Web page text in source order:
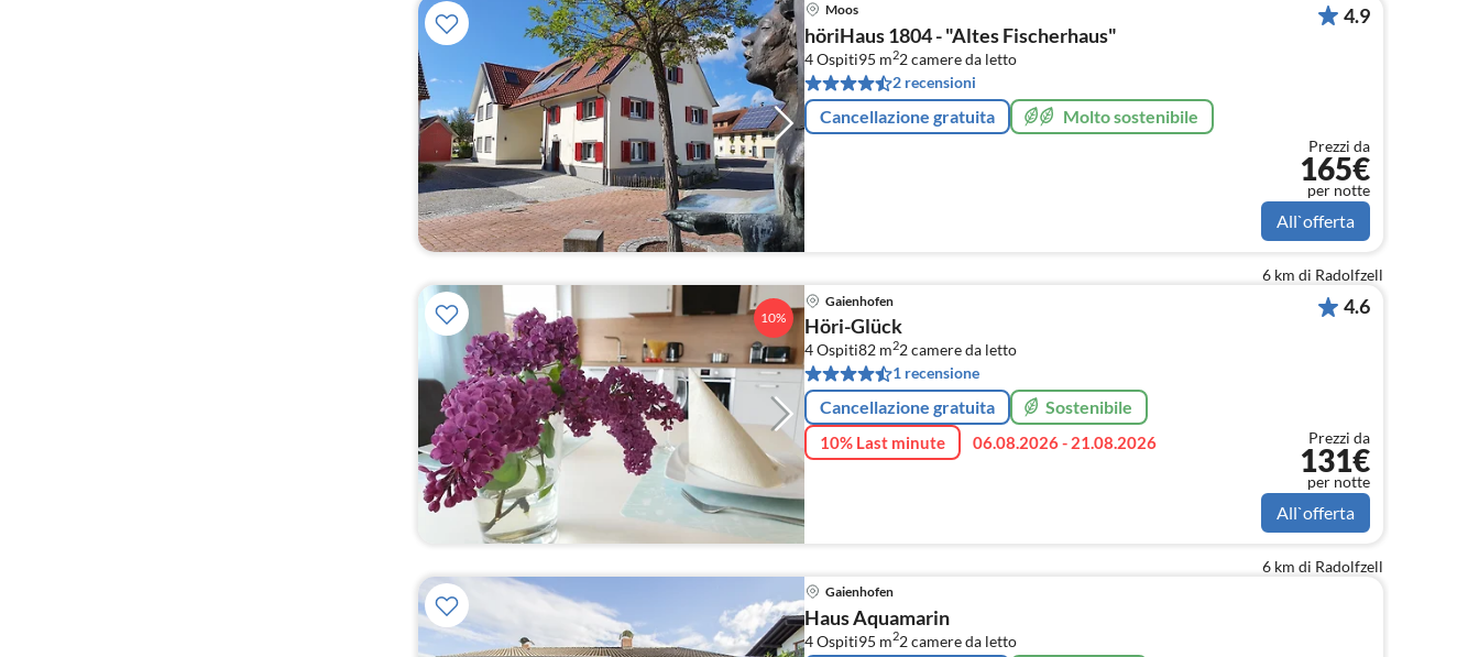
Moos
höriHaus 1804 - "Altes Fischerhaus"
4 Ospiti95 m22camere da letto
2 recensioni
Cancellazione gratuita Molto sostenibile
4.9
Prezzi da
165€
per notte
All`offerta
10%
6 km di Radolfzell
Gaienhofen
Höri-Glück
4 Ospiti82 m22camere da letto
1 recensione
Cancellazione gratuita Sostenibile
10% Last minute 06.08.2026 - 21.08.2026
4.6
Prezzi da
131€
per notte
All`offerta
6 km di Radolfzell
Gaienhofen
Haus Aquamarin
4 Ospiti95 m22camere da letto